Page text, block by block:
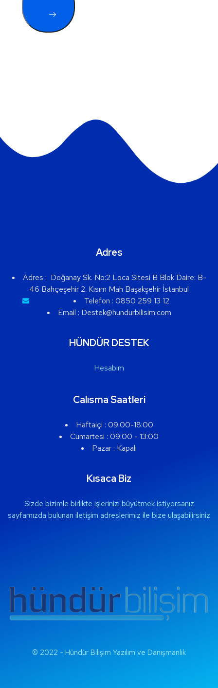
Adres
Adres : Doğanay Sk. No:2 Loca Sitesi B Blok Daire: B-
46 Bahçeşehir 2. Kısım Mah Başakşehir İstanbul
Telefon : 0850 259 13 12
Email : Destek@hundurbilisim.com
HÜNDÜR DESTEK
Hesabım
Calısma Saatleri
Haftaiçi : 09:00-18:00
Cumartesi : 09:00 - 13:00
Pazar : Kapalı
Kısaca Biz
Sizde bizimle birlikte işlerinizi büyütmek istiyorsanız
sayfamızda bulunan iletişim adreslerimiz ile bize ulaşabilirsiniz
© 2022 - Hündür Bilişim Yazılım ve Danışmanlık